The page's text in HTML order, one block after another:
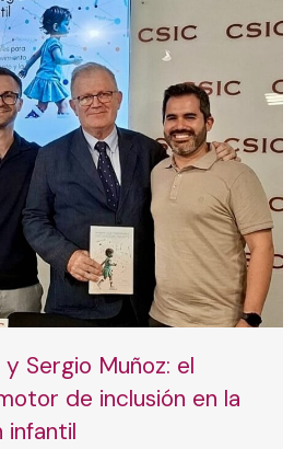
Sergio Muñoz: el
de inclusión en la
infantil